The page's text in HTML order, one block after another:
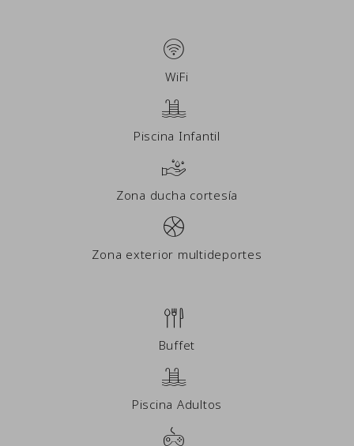
WiFi
Piscina Infantil
Zona ducha cortesía
Zona exterior multideportes
Buffet
Piscina Adultos